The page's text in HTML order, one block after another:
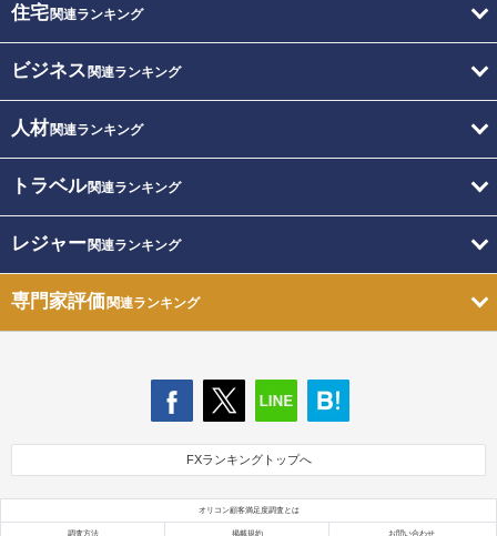
住宅関連ランキング
ビジネス 関連ランキング
人材関連ランキング
トラベル関連ランキング
レジャー関連ランキング
専門家評価関連ランキング
FXランキングトップへ
オリコン顧客満足度調査とは
調査方法 掲載規約 お問い合わせ